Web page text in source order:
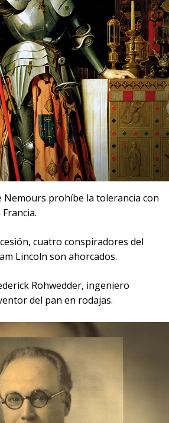
Nemours prohíbe la tolerancia con
cuatro conspiradores del
Lincoln son ahorcados.
Rohwedder, ingeniero
del pan en rodajas.